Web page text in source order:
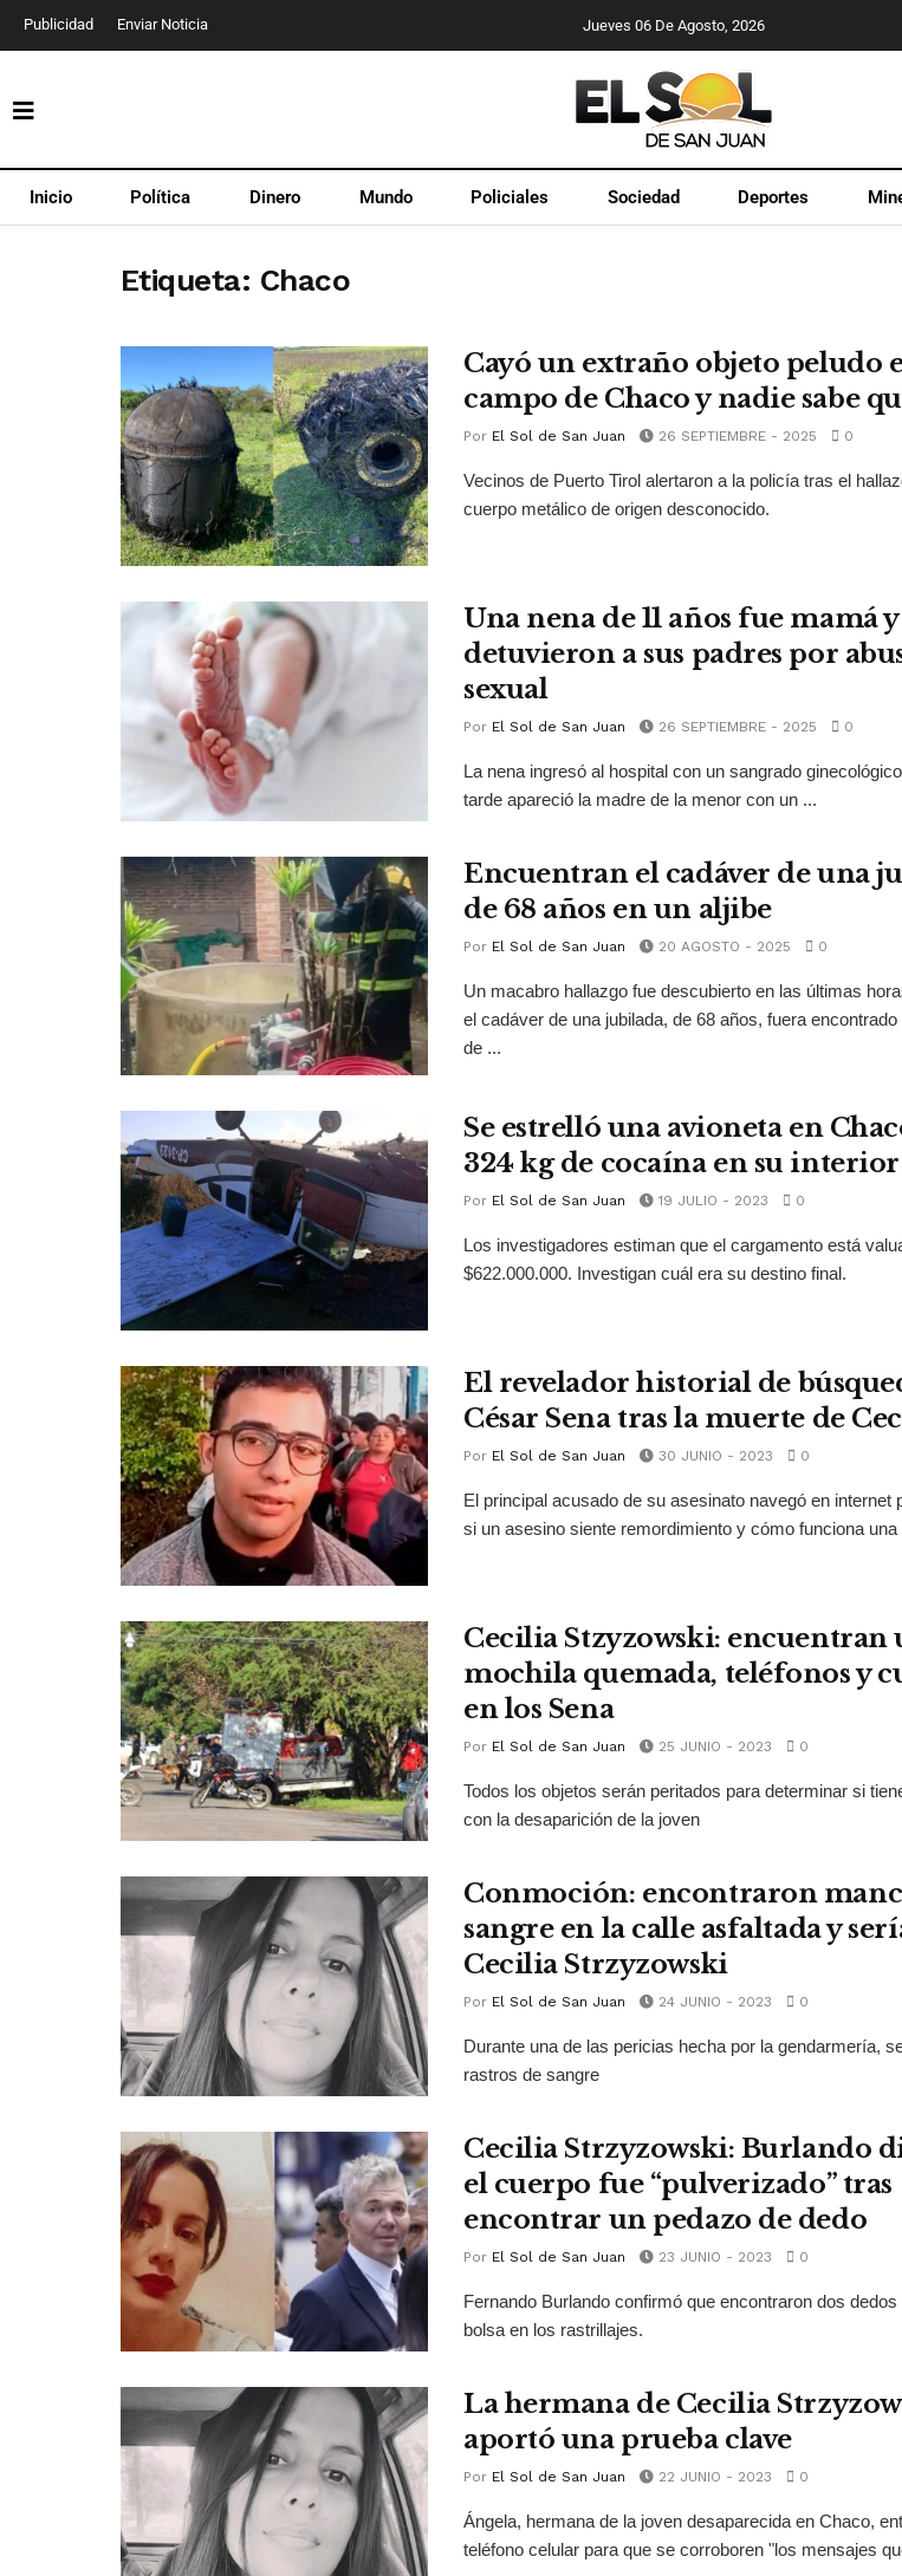
Publicidad Enviar Noticia Jueves 06 De Agosto, 2026
Inicio Política Dinero Mundo Policiales Sociedad Deportes
Etiqueta: Chaco
Cayó un extraño objeto peludo
campo de Chaco y nadie sabe
Por El Sol de San Juan 26 SEPTIEMBRE - 2025 0
Vecinos de Puerto Tirol alertaron a la policía tras el
cuerpo metálico de origen desconocido.
Una nena de 11 años fue mamá y
detuvieron a sus padres por
sexual
Por El Sol de San Juan 26 SEPTIEMBRE - 2025 0
La nena ingresó al hospital con un sangrado
tarde apareció la madre de la menor con un ...
Encuentran el cadáver de una
de 68 años en un aljibe
Por El Sol de San Juan 20 AGOSTO - 2025 0
Un macabro hallazgo fue descubierto en las últimas
el cadáver de una jubilada, de 68 años, fuera encontrado
de ...
Se estrelló una avioneta en
324 kg de cocaína en su interior
Por El Sol de San Juan 19 JULIO - 2023 0
Los investigadores estiman que el cargamento está
$622.000.000. Investigan cuál era su destino final.
El revelador historial de
César Sena tras la muerte de
Por El Sol de San Juan 30 JUNIO - 2023 0
El principal acusado de su asesinato navegó en internet
si un asesino siente remordimiento y cómo funciona una
Cecilia Stzyzowski: encuentran
mochila quemada, teléfonos y
en los Sena
Por El Sol de San Juan 25 JUNIO - 2023 0
Todos los objetos serán peritados para determinar si
con la desaparición de la joven
Conmoción: encontraron
sangre en la calle asfaltada y
Cecilia Strzyzowski
Por El Sol de San Juan 24 JUNIO - 2023 0
Durante una de las pericias hecha por la gendarmería,
rastros de sangre
Cecilia Strzyzowski: Burlando
el cuerpo fue “pulverizado” tras
encontrar un pedazo de dedo
Por El Sol de San Juan 23 JUNIO - 2023 0
Fernando Burlando confirmó que encontraron dos dedos
bolsa en los rastrillajes.
La hermana de Cecilia
aportó una prueba clave
Por El Sol de San Juan 22 JUNIO - 2023 0
Ángela, hermana de la joven desaparecida en Chaco,
teléfono celular para que se corroboren "los mensajes